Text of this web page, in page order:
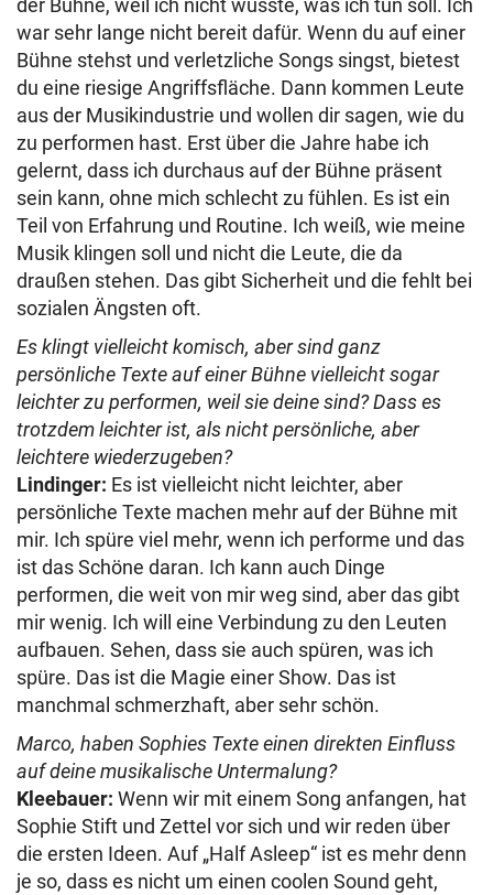
war sehr lange nicht bereit dafür. Wenn du auf einer
Bühne stehst und verletzliche Songs singst, bietest
du eine riesige Angriffsfläche. Dann kommen Leute
aus der Musikindustrie und wollen dir sagen, wie du
zu performen hast. Erst über die Jahre habe ich
gelernt, dass ich durchaus auf der Bühne präsent
sein kann, ohne mich schlecht zu fühlen. Es ist ein
Teil von Erfahrung und Routine. Ich weiß, wie meine
Musik klingen soll und nicht die Leute, die da
draußen stehen. Das gibt Sicherheit und die fehlt bei
sozialen Ängsten oft.
Es klingt vielleicht komisch, aber sind ganz
persönliche Texte auf einer Bühne vielleicht sogar
leichter zu performen, weil sie deine sind? Dass es
trotzdem leichter ist, als nicht persönliche, aber
leichtere wiederzugeben?
Lindinger: Es ist vielleicht nicht leichter, aber
persönliche Texte machen mehr auf der Bühne mit
mir. Ich spüre viel mehr, wenn ich performe und das
ist das Schöne daran. Ich kann auch Dinge
performen, die weit von mir weg sind, aber das gibt
mir wenig. Ich will eine Verbindung zu den Leuten
aufbauen. Sehen, dass sie auch spüren, was ich
spüre. Das ist die Magie einer Show. Das ist
manchmal schmerzhaft, aber sehr schön.
Marco, haben Sophies Texte einen direkten Einfluss
auf deine musikalische Untermalung?
Kleebauer: Wenn wir mit einem Song anfangen, hat
Sophie Stift und Zettel vor sich und wir reden über
die ersten Ideen. Auf „Half Asleep“ ist es mehr denn
je so, dass es nicht um einen coolen Sound geht,